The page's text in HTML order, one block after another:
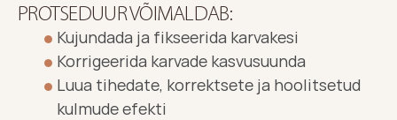
PROTSEDUUR VÕIMALDAB:
Kujundada ja fikseerida karvakesi
Korrigeerida karvade kasvusuunda
Luua tihedate, korrektsete ja hoolitsetud
kulmude efekti